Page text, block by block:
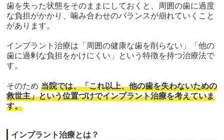
歯を失った状態をそのままにしておくと、周囲の歯に過度
な負担がかかり、噛み合わせのバランスが崩れていくこと
があります。
インプラント治療は「周囲の健康な歯を削らない」「他の
歯に過剰な負担をかけにくい」という特徴を持つ治療法で
す。
そのため 当院では、「これ以上、他の歯を失わないための
救世主」という位置づけでインプラント治療を考えていま
す。
インプラント治療とは？